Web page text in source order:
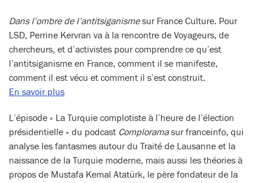
Dans l’ombre de l’antitsiganismesur France Culture. Pour
LSD, Perrine Kervran va à la rencontre de Voyageurs, de
chercheurs, et d’activistes pour comprendre ce qu’est
l’antitsiganisme en France, comment il se manifeste,
comment il est vécu et comment il s’est construit.
En savoir plus
L’épisode « La Turquie complotiste à l’heure de l’élection
présidentielle » du podcast Comploramasur franceinfo, qui
analyse les fantasmes autour du Traité de Lausanne et la
naissance de la Turquie moderne, mais aussi les théories à
propos de Mustafa Kemal Atatürk, le père fondateur de la